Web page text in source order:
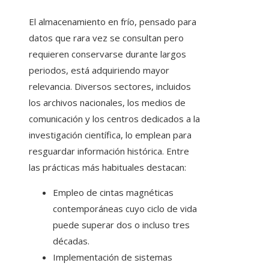
El almacenamiento en frío, pensado para
datos que rara vez se consultan pero
requieren conservarse durante largos
periodos, está adquiriendo mayor
relevancia. Diversos sectores, incluidos
los archivos nacionales, los medios de
comunicación y los centros dedicados a la
investigación científica, lo emplean para
resguardar información histórica. Entre
las prácticas más habituales destacan:
Empleo de cintas magnéticas
contemporáneas cuyo ciclo de vida
puede superar dos o incluso tres
décadas.
Implementación de sistemas